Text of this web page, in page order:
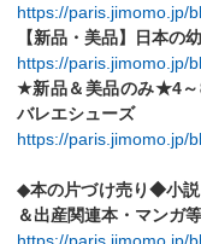
https://paris.jimomo.jp/
【新品・美品】日本の
https://paris.jimomo.jp/
★新品＆美品のみ★4～
バレエシューズ
https://paris.jimomo.jp/
◆本の片づけ売り◆小説
＆出産関連本・マンガ